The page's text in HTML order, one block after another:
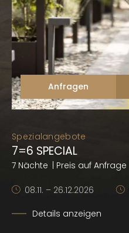
Anfragen
Spezialangebote
7=6 SPECIAL
7 Nächte | Preis auf Anfrage
08.11. – 26.12.2026
Details anzeigen